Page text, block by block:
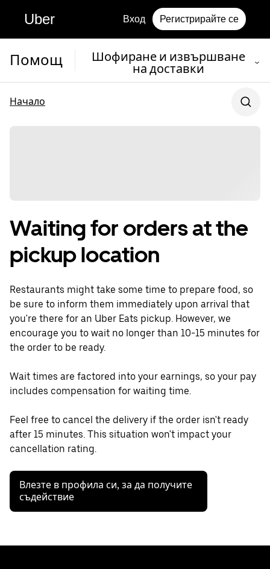
Uber Вход Регистрирайте се
Помощ
Шофиране и извършване
на доставки
Начало
Waiting for orders at the
pickup location
Restaurants might take some time to prepare food, so
be sure to inform them immediately upon arrival that
you're there for an Uber Eats pickup. However, we
encourage you to wait no longer than 10-15 minutes for
the order to be ready.
Wait times are factored into your earnings, so your pay
includes compensation for waiting time.
Feel free to cancel the delivery if the order isn't ready
after 15 minutes. This situation won't impact your
cancellation rating.
Влезте в профила си, за да получите
съдействие